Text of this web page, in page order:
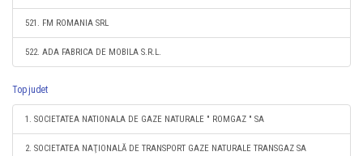
521. FM ROMANIA SRL
522. ADA FABRICA DE MOBILA S.R.L.
Top judet
1. SOCIETATEA NATIONALA DE GAZE NATURALE " ROMGAZ " SA
2. SOCIETATEA NAŢIONALĂ DE TRANSPORT GAZE NATURALE TRANSGAZ SA